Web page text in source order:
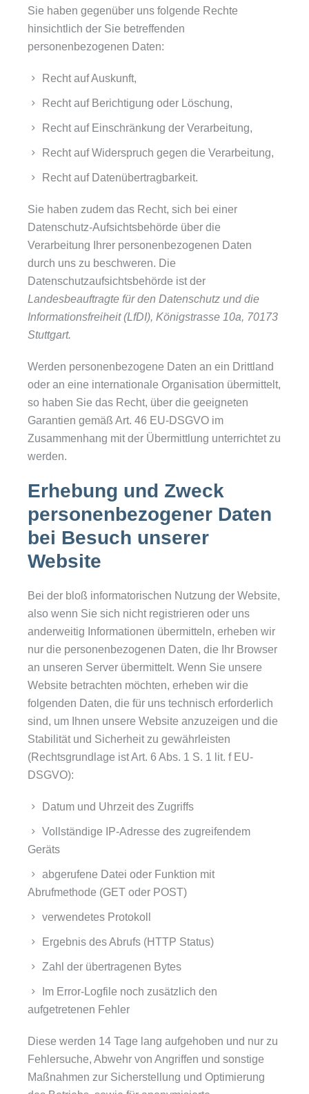
Sie haben gegenüber uns folgende Rechte
hinsichtlich der Sie betreffenden
personenbezogenen Daten:
Recht auf Auskunft,
Recht auf Berichtigung oder Löschung,
Recht auf Einschränkung der Verarbeitung,
Recht auf Widerspruch gegen die Verarbeitung,
Recht auf Datenübertragbarkeit.
Sie haben zudem das Recht, sich bei einer
Datenschutz-Aufsichtsbehörde über die
Verarbeitung Ihrer personenbezogenen Daten
durch uns zu beschweren. Die
Datenschutzaufsichtsbehörde ist der
Landesbeauftragte für den Datenschutz und die
Informationsfreiheit (LfDI), Königstrasse 10a, 70173
Stuttgart.
Werden personenbezogene Daten an ein Drittland
oder an eine internationale Organisation übermittelt,
so haben Sie das Recht, über die geeigneten
Garantien gemäß Art. 46 EU-DSGVO im
Zusammenhang mit der Übermittlung unterrichtet zu
werden.
Erhebung und Zweck
personenbezogener Daten
bei Besuch unserer
Website
Bei der bloß informatorischen Nutzung der Website,
also wenn Sie sich nicht registrieren oder uns
anderweitig Informationen übermitteln, erheben wir
nur die personenbezogenen Daten, die Ihr Browser
an unseren Server übermittelt. Wenn Sie unsere
Website betrachten möchten, erheben wir die
folgenden Daten, die für uns technisch erforderlich
sind, um Ihnen unsere Website anzuzeigen und die
Stabilität und Sicherheit zu gewährleisten
(Rechtsgrundlage ist Art. 6 Abs. 1 S. 1 lit. f EU-
DSGVO):
Datum und Uhrzeit des Zugriffs
Vollständige IP-Adresse des zugreifendem
Geräts
abgerufene Datei oder Funktion mit
Abrufmethode (GET oder POST)
verwendetes Protokoll
Ergebnis des Abrufs (HTTP Status)
Zahl der übertragenen Bytes
Im Error-Logfile noch zusätzlich den
aufgetretenen Fehler
Diese werden 14 Tage lang aufgehoben und nur zu
Fehlersuche, Abwehr von Angriffen und sonstige
Maßnahmen zur Sicherstellung und Optimierung